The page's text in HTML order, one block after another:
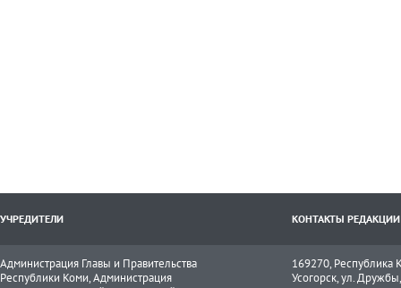
УЧРЕДИТЕЛИ КОНТАКТЫ РЕДАКЦИИ
Администрация Главы и Правительства
Республики Коми, Администрация
169270, Республика
Усогорск, ул.